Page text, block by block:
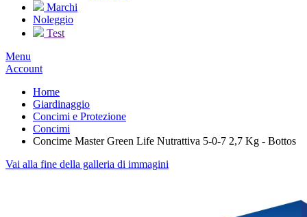
Marchi
Noleggio
Test
Menu
Account
Home
Giardinaggio
Concimi e Protezione
Concimi
Concime Master Green Life Nutrattiva 5-0-7 2,7 Kg - Bottos
Vai alla fine della galleria di immagini